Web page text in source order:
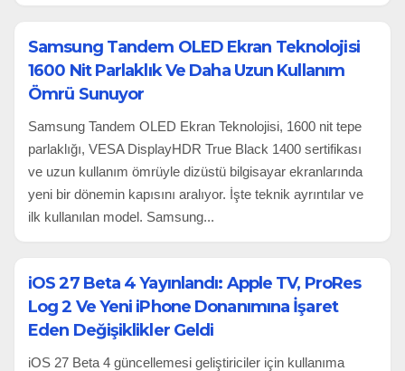
Samsung Tandem OLED Ekran Teknolojisi
1600 Nit Parlaklık Ve Daha Uzun Kullanım
Ömrü Sunuyor
Samsung Tandem OLED Ekran Teknolojisi, 1600 nit tepe
parlaklığı, VESA DisplayHDR True Black 1400 sertifikası
ve uzun kullanım ömrüyle dizüstü bilgisayar ekranlarında
yeni bir dönemin kapısını aralıyor. İşte teknik ayrıntılar ve
ilk kullanılan model. Samsung...
iOS 27 Beta 4 Yayınlandı: Apple TV, ProRes
Log 2 Ve Yeni iPhone Donanımına İşaret
Eden Değişiklikler Geldi
iOS 27 Beta 4 güncellemesi geliştiriciler için kullanıma